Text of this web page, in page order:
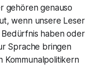
gehören genauso
wenn unsere Leser
haben oder
Sprache bringen
Kommunalpolitikern